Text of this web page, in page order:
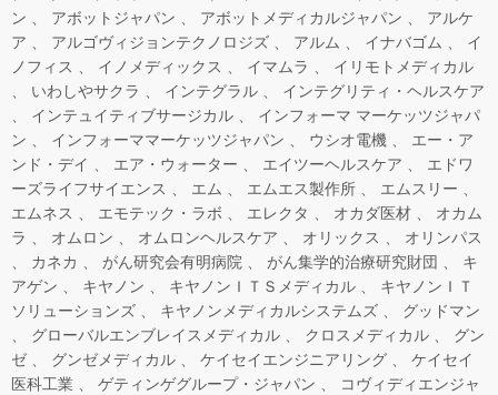
ン
アボットジャパン アボットメディカルジャパン
アルケ
ア
アルゴヴィジョンテクノロジズ アルム イナバゴム
イ
ノフィス
イノメディックス イマムラ
イリモトメディカル
いわしやサクラ
インテグラル
インテグリティ・ヘルスケア
インテュイティブサージカル
インフォーマ マーケッツジャパ
ン
インフォーママーケッツジャパン ウシオ電機
エー・ア
ンド・デイ
エア・ウォーター エイツーヘルスケア
エドワ
ーズライフサイエンス
エム エムエス製作所
エムスリー
エムネス
エモテック・ラボ エレクタ オカダ医材
オカム
ラ
オムロン オムロンヘルスケア オリックス
オリンパス
カネカ
がん研究会有明病院 がん集学的治療研究財団
キ
アゲン
キヤノン キヤノンＩＴＳメディカル
キヤノンＩＴ
ソリューションズ
キヤノンメディカルシステムズ
グッドマン
グローバルエンブレイスメディカル
クロスメディカル
グン
ゼ
グンゼメディカル ケイセイエンジニアリング
ケイセイ
医科工業
ゲティンゲグループ・ジャパン
コヴィディエンジャ